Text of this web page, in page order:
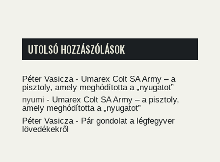
UTOLSÓ HOZZÁSZÓLÁSOK
Péter Vasicza - Umarex Colt SA Army – a
pisztoly, amely meghódította a „nyugatot”
nyumi - Umarex Colt SA Army – a pisztoly,
amely meghódította a „nyugatot”
Péter Vasicza - Pár gondolat a légfegyver
lövedékekről